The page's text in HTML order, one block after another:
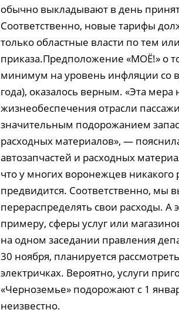
обычно выкладывают в день
Соответственно, новые тарифы
только областные власти по тем
приказа.Предположение «МОЁ!» о
минимум на уровень инфляции со
года), оказалось верным. «Эта
жизнеобеспечения отрасли
значительным подорожанием
расходных материалов», —
автозапчастей и расходных
что у многих воронежцев
предвидится. Соответственно, мы
перераспределять свои расходы. А
примеру, сферы услуг или
на одном заседании правления
30 ноября, планируется
электричках. Вероятно, услуги
«Черноземье» подорожают с 1
неизвестно.